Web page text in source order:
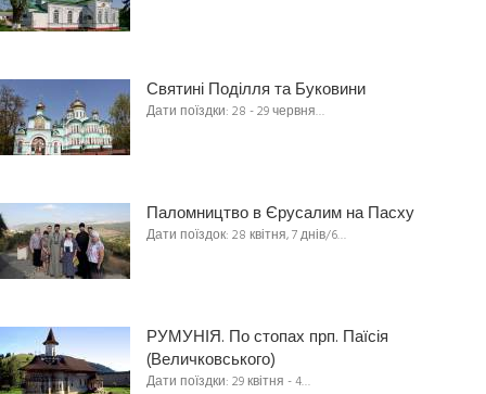
Святині Поділля та Буковини
Дати поїздки: 28 - 29 червня…
Паломництво в Єрусалим на Пасху
Дати поїздок: 28 квітня, 7 днів/6…
РУМУНІЯ. По стопах прп. Паїсія
(Величковського)
Дати поїздки: 29 квітня - 4…